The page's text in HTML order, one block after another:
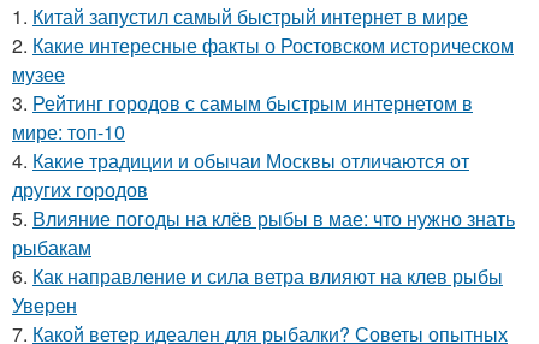
1. Китай запустил самый быстрый интернет в мире
2. Какие интересные факты о Ростовском историческом
музее
3. Рейтинг городов с самым быстрым интернетом в
мире: топ-10
4. Какие традиции и обычаи Москвы отличаются от
других городов
5. Влияние погоды на клёв рыбы в мае: что нужно знать
рыбакам
6. Как направление и сила ветра влияют на клев рыбы
Уверен
7. Какой ветер идеален для рыбалки? Советы опытных